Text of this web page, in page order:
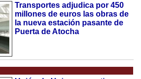
Transportes adjudica por 450
millones de euros las obras de
la nueva estación pasante de
Puerta de Atocha